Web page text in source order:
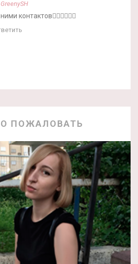
GreenySH
контактов🤷‍♀️🤷‍♀️🤷‍♀️
ПОЖАЛОВАТЬ